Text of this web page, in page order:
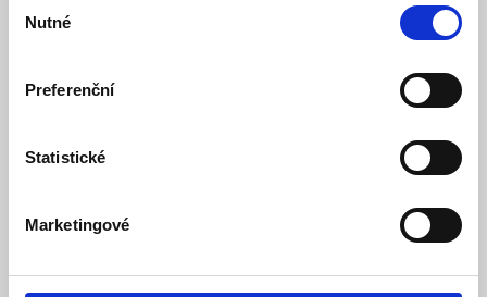
souhlasu
Nutné
Preferenční
Statistické
Marketingové